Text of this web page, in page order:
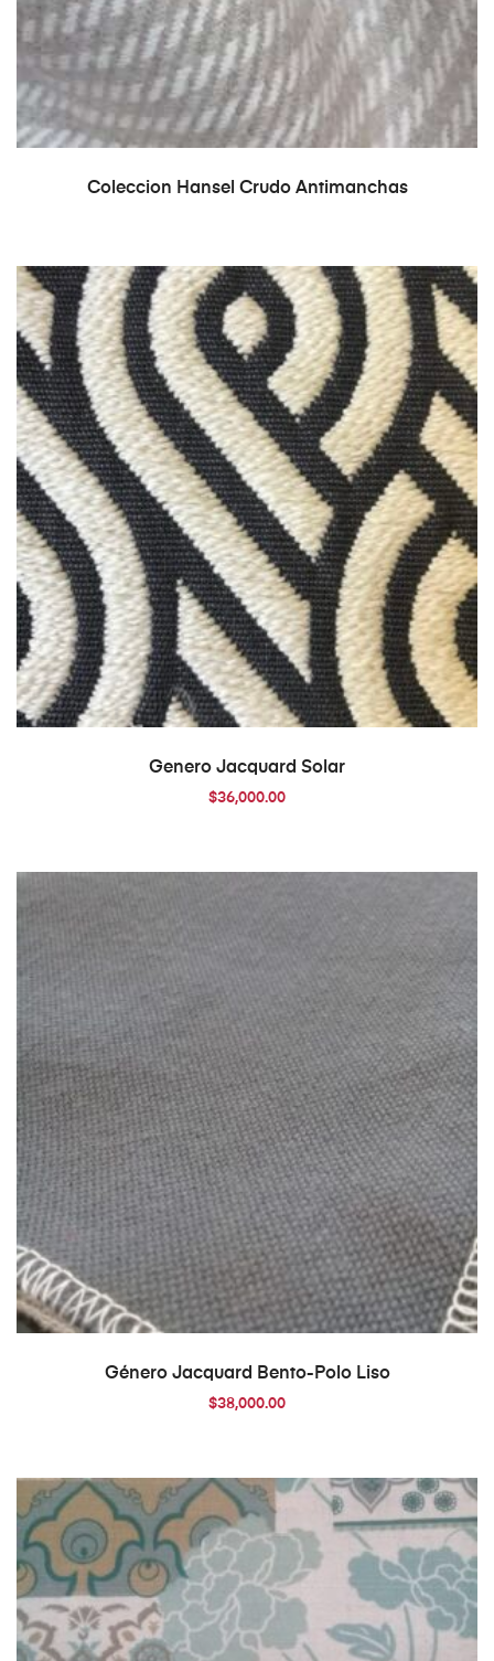
LEER MÁS
Coleccion Hansel Crudo Antimanchas
AÑADIR AL CARRITO
Genero Jacquard Solar
$36,000.00
AÑADIR AL CARRITO
Género Jacquard Bento-Polo Liso
$38,000.00